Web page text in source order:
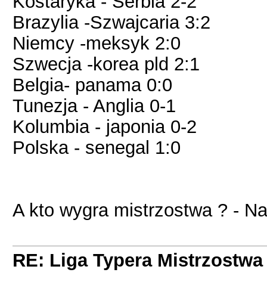
Brazylia -Szwajcaria 3:2
Niemcy -meksyk 2:0
Szwecja -korea pld 2:1
Belgia- panama 0:0
Tunezja - Anglia 0-1
Kolumbia - japonia 0-2
Polska - senegal 1:0
A kto wygra mistrzostwa ? -
RE: Liga Typera Mistrzostwa